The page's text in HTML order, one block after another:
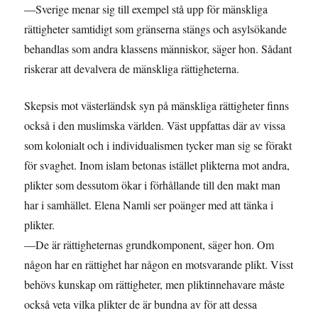
—Sverige menar sig till exempel stå upp för mänskliga
rättigheter samtidigt som gränserna stängs och asylsökande
behandlas som andra klassens människor, säger hon. Sådant
riskerar att devalvera de mänskliga rättigheterna.
Skepsis mot västerländsk syn på mänskliga rättigheter finns
också i den muslimska världen. Väst uppfattas där av vissa
som kolonialt och i individualismen tycker man sig se förakt
för svaghet. Inom islam betonas istället plikterna mot andra,
plikter som dessutom ökar i förhållande till den makt man
har i samhället. Elena Namli ser poänger med att tänka i
plikter.
—De är rättigheternas grundkomponent, säger hon. Om
någon har en rättighet har någon en motsvarande plikt. Visst
behövs kunskap om rättigheter, men pliktinnehavare måste
också veta vilka plikter de är bundna av för att dessa